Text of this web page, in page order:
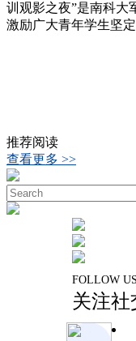
训观影之夜”是南科大
激励广大青年学生坚
推荐阅读
查看更多 >>
FOLLOW
关注社